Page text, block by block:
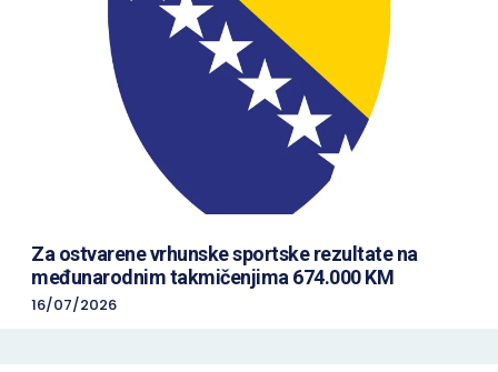
Za ostvarene vrhunske sportske rezultate na
međunarodnim takmičenjima 674.000 KM
16/07/2026